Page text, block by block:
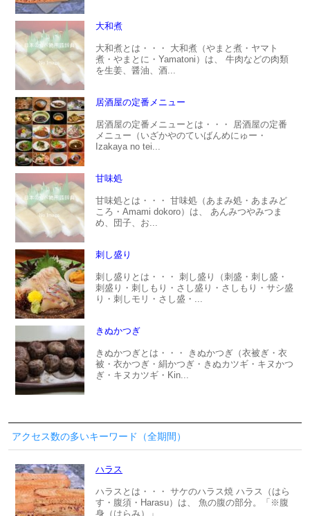
大和煮
大和煮とは・・・ 大和煮（やまと煮・ヤマト
煮・やまとに・Yamatoni）は、 牛肉などの肉類
を生姜、醤油、酒...
居酒屋の定番メニュー
居酒屋の定番メニューとは・・・ 居酒屋の定番
メニュー（いざかやのていばんめにゅー・
Izakaya no tei...
甘味処
甘味処とは・・・ 甘味処（あまみ処・あまみど
ころ・Amami dokoro）は、 あんみつやみつま
め、団子、お...
刺し盛り
刺し盛りとは・・・ 刺し盛り（刺盛・刺し盛・
刺盛り・刺しもり・さし盛り・さしもり・サシ盛
り・刺しモリ・さし盛・...
きぬかつぎ
きぬかつぎとは・・・ きぬかつぎ（衣被ぎ・衣
被・衣かつぎ・絹かつぎ・きぬカツギ・キヌかつ
ぎ・キヌカツギ・Kin...
アクセス数の多いキーワード（全期間）
ハラス
ハラスとは・・・ サケのハラス焼 ハラス（はら
す・腹須・Harasu）は、 魚の腹の部分。「※腹
身（はらみ）」...